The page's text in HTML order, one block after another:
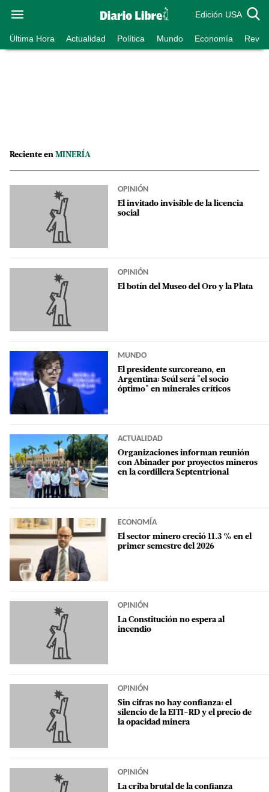
Edición USA
Última Hora Actualidad Política Mundo Economía
Reciente en MINERÍA
OPINIÓN
El invitado invisible de la licencia
social
OPINIÓN
El botín del Museo del Oro y la Plata
MUNDO
El presidente surcoreano, en
Argentina: Seúl será "el socio
óptimo" en minerales críticos
ACTUALIDAD
Organizaciones informan reunión
con Abinader por proyectos mineros
en la cordillera Septentrional
ECONOMÍA
El sector minero creció 11.3 % en el
primer semestre del 2026
OPINIÓN
La Constitución no espera al
incendio
OPINIÓN
Sin cifras no hay confianza: el
silencio de la EITI-RD y el precio de
la opacidad minera
OPINIÓN
La criba brutal de la confianza